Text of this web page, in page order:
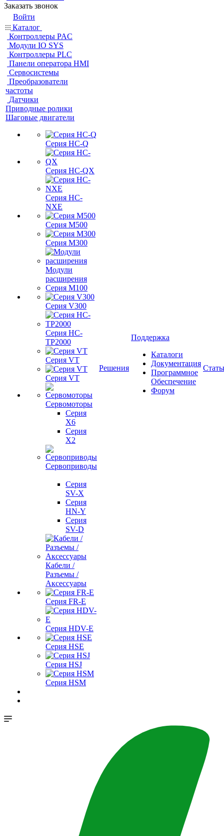
Заказать звонок
Войти
Каталог
Контроллеры PAC
Модули IO SYS
Контроллеры PLC
Панели оператора HMI
Сервосистемы
Преобразователи
частоты
Датчики
Приводные ролики
Шаговые двигатели
Серия HC-Q
Серия HC-QX
Серия HC-
NXE
Серия M500
Серия M300
Модули
расширения
Серия M100
Серия V300
Серия HC-
TP2000
Серия VT
Серия VT
Сервомоторы
Серия
X6
Серия
X2
Сервоприводы
Серия
SV-X
Серия
HN-Y
Серия
SV-D
Кабели /
Разъемы /
Аксессуары
Серия FR-E
Серия HDV-E
Серия HSE
Серия HSJ
Серия HSM
Решения
Поддержка
Каталоги
Документация
Программное
Обеспечение
Форум